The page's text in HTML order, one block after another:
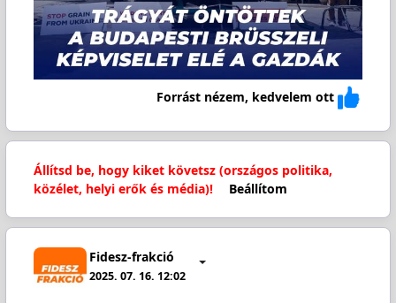
Forrást nézem, kedvelem ott
Állítsd be, hogy kiket követsz (országos politika,
közélet, helyi erők és média)!
Beállítom
Fidesz-frakció
2025. 07. 16. 12:02